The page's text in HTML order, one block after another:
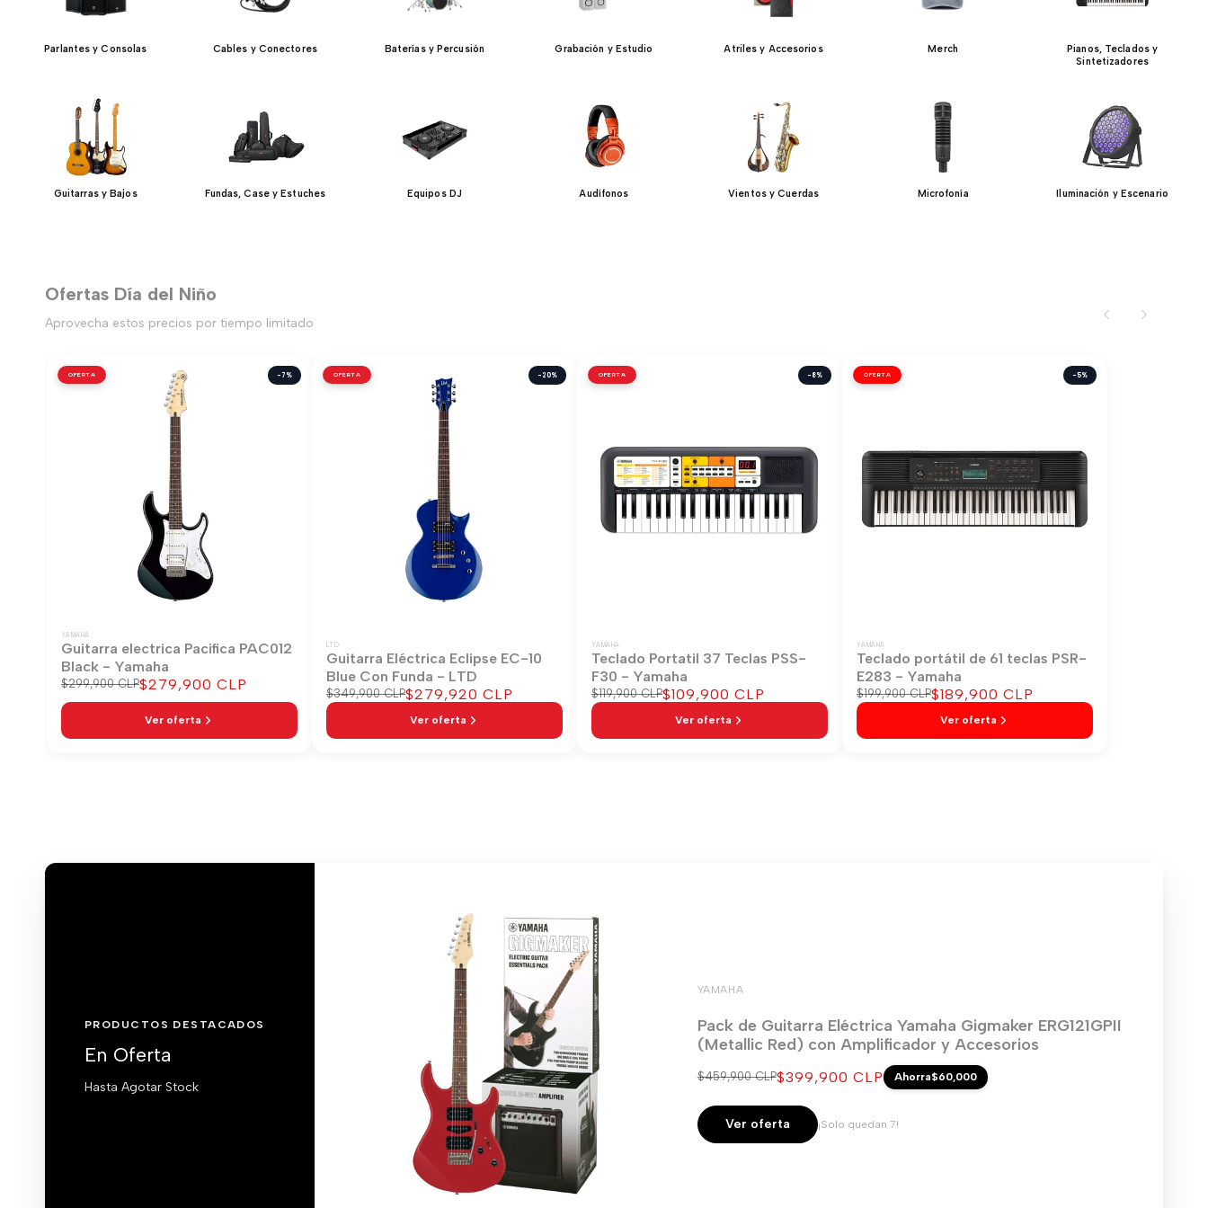
Parlantes y Consolas Cables y Conectores Baterías y Percusión Grabación y Estudio Atriles y Accesorios Merch
Pianos, Teclados y
Sintetizadores
Guitarras y Bajos Fundas, Case y Estuches Equipos DJ Audífonos Vientos y Cuerdas Microfonía Iluminación y Escenario
Ofertas Día del Niño
Aprovecha estos precios por tiempo limitado
OFERTA -7%
YAMAHA
Guitarra electrica Pacifica PAC012
Black - Yamaha
Precio
$299,900 CLPPrecio
de
venta
$279,900 CLP
Ver oferta
OFERTA -20%
LTD
Guitarra Eléctrica Eclipse EC-10
Blue Con Funda - LTD
Precio
regular
$349,900 CLPPrecio
venta
$279,920 CLP
Ver oferta
OFERTA -8%
YAMAHA
Teclado Portatil 37 Teclas PSS-
F30 - Yamaha
Precio
regular
$119,900 CLPPrecio
venta
$109,900 CLP
Ver oferta
OFERTA -5%
YAMAHA
Teclado portátil de 61 teclas PSR-
E283 - Yamaha
Precio
regular
$199,900 CLPPrecio
venta
$189,900 CLP
Ver oferta
PRODUCTOS DESTACADOS
En Oferta
Hasta Agotar Stock
YAMAHA
Pack de Guitarra Eléctrica Yamaha Gigmaker ERG121GPII
(Metallic Red) con Amplificador y Accesorios
Precio
$459,900 CLPPrecio
venta
$399,900 CLP Ahorra$60,000
Ver oferta ¡Solo quedan 7!